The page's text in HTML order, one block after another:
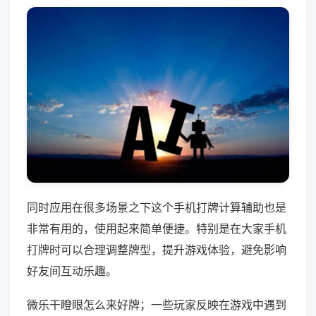
同时应用在很多场景之下这个手机打牌计算辅助也是
非常有用的，使用起来简单便捷。特别是在大家手机
打牌时可以合理调整牌型，提升游戏体验，避免影响
好友间互动乐趣。
微乐干瞪眼怎么来好牌；一些玩家反映在游戏中遇到